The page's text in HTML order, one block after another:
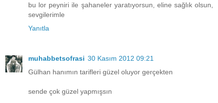
bu lor peyniri ile şahaneler yaratıyorsun, eline sağlık olsun,
sevgilerimle
Yanıtla
muhabbetsofrasi 30 Kasım 2012 09:21
Gülhan hanımın tarifleri güzel oluyor gerçekten
sende çok güzel yapmışsın